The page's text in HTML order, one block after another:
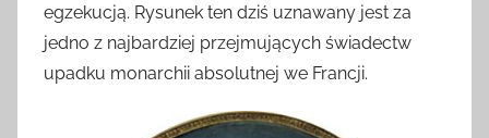
egzekucją. Rysunek ten dziś uznawany jest za
jedno z najbardziej przejmujących świadectw
upadku monarchii absolutnej we Francji.